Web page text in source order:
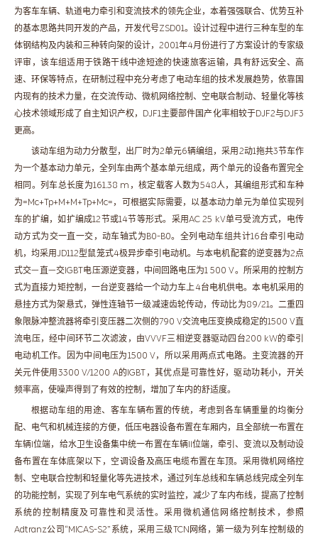
为客车车辆、轨道电力牵引和变流技术的领先企业，本着强强联合、优势互补
的基本思路共同开发的产品，开发代号ZSD01。设计过程中进行三种车型的车
体钢结构及内装和三种转向架的设计，2001年4月份进行了方案设计的专家级
评审，该车组适用于铁路干线中途短途的快速旅客运输，具有舒远安全、高
速、环保等特点，在研制过程中充分考虑了电动车组的技术发展趋势，依靠国
内现有的技术力量，在交流传动、微机网络控制、空电联合制动、轻量化等核
心技术领域形成了自主知识产权，DJF1主要部件国产化率相较于DJF2与DJF3
更高。
该动车组为动力分散型，出厂时为2单元6辆编组，采用2动1拖共3节车作
为一个基本动力单元，全列车由两个基本单元组成，两个单元的设备布置完全
相同。列车总长度为161.38 m，核定载客人数为548人，其编组形式和车种
为=Mc+Tp+M+M+Tp+Mc=，可根据实际需要，以基本动力单元为单位实现列
车的扩编，如扩编成12节或14节等形式。采用AC 25 kV单弓受流方式，电传
动方式为交一直一交，动车轴式为B0-B0。全列电动车组共计16台牵引电动
机，均采用JD112型鼠笼式4极异步牵引电动机。与本电机配套的逆变器为2点
式交—直—交IGBT电压源逆变器，中间回路电压为1 500 V。所采用的控制方
式为直接力矩控制，一台逆变器给一个动力车上4台电机供电。本电机采用的
悬挂方式为架悬式，弹性连轴节一级减速齿轮传动，传动比为89/21。二重四
象限脉冲整流器将牵引变压器二次侧的790 V交流电压变换成稳定的1500 V直
流电压，经中间环节二次滤波，由VVVF三相逆变器驱动四台200 kW的牵引
电动机工作。因为中间电压为1500 V，所以采用两点式电路。主变流器的开
关元件使用3300 V/1200 A的IGBT，其优点是可靠性好，驱动功耗小，开关
频率高，使噪声得到了有效的控制，增加了车内的舒适度。
根据动车组的用途、客车车辆布置的传统，考虑到各车辆重量的均衡分
配、电气和机械连接的方便，低压电器设备布置在车厢内，且全部统一布置在
车辆Ⅰ位端，给水卫生设备集中统一布置在车辆Ⅱ位端，牵引、变流以及制动设
备布置在车体底架以下，空调设备及高压电缆布置在车顶。采用微机网络控
制、空电联合控制和轻量化等先进技术，通过列车总线和车辆总线完成全列车
的功能控制，实现了列车电气系统的实时监控，减少了车内布线，提高了控制
系统的控制精度及可靠性和灵活性。采用微机通信网络控制技术，参照
Adtranz公司“MICAS-S2”系统，采用三级TCN网络，第一级为列车控制级的